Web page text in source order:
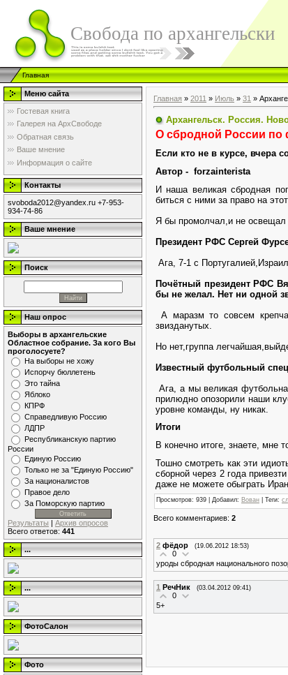
Свобода по архангельски
Главная
Меню сайта
Гостевая книга
Галерея на АрхСвободе
Обратная связь
Ваше мнение
Информация о сайте
Контакты
svoboda2012@yandex.ru +7-953-
934-74-86
Ваше мнение
Поиск
Наш опрос
Выборы в архангельские
Областное собрание. За кого Вы
проголосуете?
На выборы не хожу
Испорчу бюллетень
Это тайна
Яблоко
КПРФ
Справедливую Россию
ЛДПР
Республиканскую партию
России
Единую Россию
Только не за "Единую Россию"
За националистов
Правое дело
За Поморскую партию
Результаты | Архив опросов
Всего ответов: 441
...
...
ФотоСалон
Фото
Главная » 2011 » Июль » 31 »
Архангельск. Россия.
О сбродной России по
Если кто не в курсе, вчера
Автор - forzainterista
И наша великая сбродная
биться с ними за право на
Я бы промолчал,и не освещал
Президент РФС Сергей
Ага, 7-1 с
Почётный президент РФС
бы не желал. Нет ни одной
А маразм то совсем
звизданутых.
Но нет,группа
Известный футбольный
Ага, а мы великая
прилюдно опозорили наши
уровне команды, ну никак.
Итоги
В конечно итоге, знаете, мне
Тошно смотреть как эти
сборной через 2 года
даже не можете обыграть
Просмотров: 939 | Добавил: Вован Теги:
Всего комментариев: 2
2 фёдор (19.06.2012 18:53)
0
уроды сбродная национального
1 РечНик (03.04.2012 09:41)
0
5+